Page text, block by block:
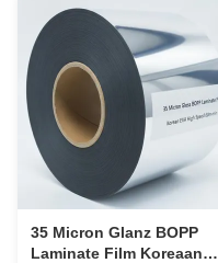
voor industrieel lamineren na
het persen met superieure
slijtvastheid.
35 Micron Glanz BOPP
Laminate Film Koreaanse